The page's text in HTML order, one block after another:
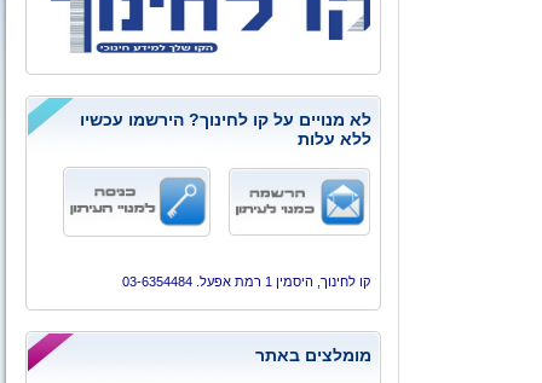
לא מנויים על קו לחינוך? הירשמו עכשיו
ללא עלות
קו לחינוך, היסמין 1 רמת אפעל. 03-6354484
מומלצים באתר